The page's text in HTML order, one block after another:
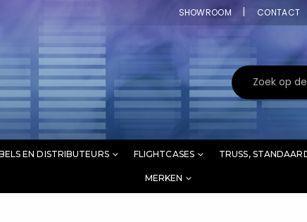
SHOWROOM CONTACT
EN DISTRIBUTEURS FLIGHTCASES TRUSS,
MERKEN